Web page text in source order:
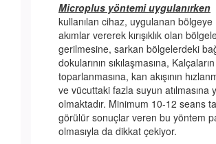
Microplus yöntemi uygulanırken
kullanılan cihaz, uygulanan bölgeye
akımlar vererek kırışıklık olan
gerilmesine, sarkan bölgelerdeki
dokularının sıkılaşmasına, Kalçaların
toparlanmasına, kan akışının
ve vücuttaki fazla suyun atılmasına
olmaktadır. Minimum 10-12 seans
görülür sonuçlar veren bu yöntem
olmasıyla da dikkat çekiyor.